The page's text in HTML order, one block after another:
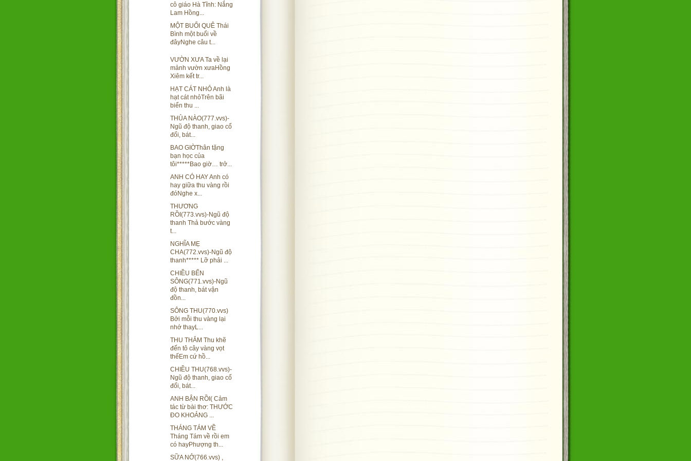
cô giáo Hà Tĩnh: Nắng
Lam Hồng...
MỘT BUỔI QUÊ Thái
Bình một buổi về
đâyNghe câu t...
VƯỜN XƯA Ta về lại
mảnh vườn xưaHồng
Xiêm kết tr...
HẠT CÁT NHỎ Anh là
hạt cát nhỏTrên bãi
biển thu ...
THỦA NÀO(777.vvs)-
Ngũ độ thanh, giao cổ
đối, bát...
BAO GIỜThân tặng
bạn học của
tôi*****Bao giờ… trở...
ANH CÓ HAY Anh có
hay giữa thu vàng rồi
đóNghe x...
THƯƠNG
RỒI(773.vvs)-Ngũ độ
thanh Thả bước vàng
t...
NGHĨA MẸ
CHA(772.vvs)-Ngũ độ
thanh***** Lỡ phải ...
CHIỀU BẾN
SÔNG(771.vvs)-Ngũ
độ thanh, bát vận
đồn...
SÔNG THU(770.vvs)
Bởi mỗi thu vàng lại
nhớ thayL...
THU THẮM Thu khẽ
đến tô cây vàng vọt
thếEm cứ hồ...
CHIỀU THU(768.vvs)-
Ngũ độ thanh, giao cổ
đối, bát...
ANH BẬN RỒI( Cảm
tác từ bài thơ: THƯỚC
ĐO KHOẢNG ...
THÁNG TÁM VỀ
Tháng Tám về rồi em
có hayPhượng th...
SỮA NỞ(766.vvs) ,